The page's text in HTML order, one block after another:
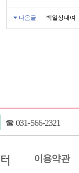
다음글 백일상대여
☎031-566-2321
이용약관